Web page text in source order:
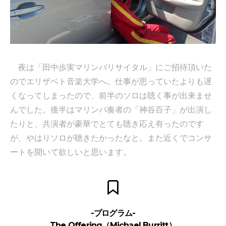
夜は「田中歩実マリンバリサイタル」にご招待頂いた
のでエリザベト音楽大学へ。仕事が思っていたよりも遅
くなってしまったので、前半のソロは聴く事が出来ませ
んでした。後半はマリンバ奏者の「神谷百子」が出演し
たりと、共演者が豪華でとても聴き応え有ったのです
が、やはりソロが聴きたかったなと。また近くでコンサ
ートを開いて欲しいと思います。
-プログラム-